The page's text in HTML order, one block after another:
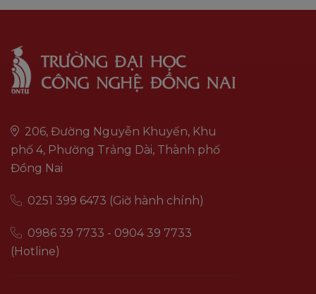
206, Đường Nguyễn Khuyến, Khu
phố 4, Phường Trảng Dài, Thành phố
Đồng Nai
0251 399 6473 (Giờ hành chính)
0986 39 7733 - 0904 39 7733
(Hotline)